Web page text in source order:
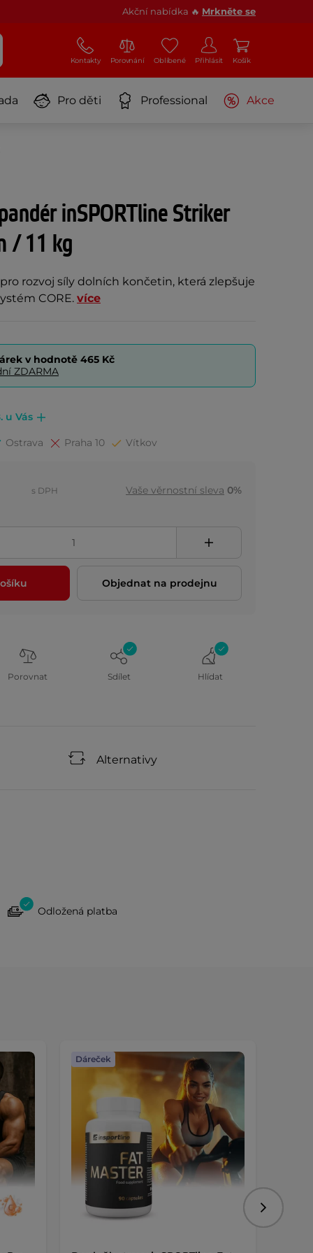
Akční nabídka 🔥 Mrkněte se
Kontakty Porovnání Oblíbené Přihlásit Košík
Pro děti Professional Akce
inSPORTline Striker
/ 11 kg
rozvoj síly dolních končetin, která zlepšuje
CORE. více
v hodnotě 465 Kč
ZDARMA
u Vás
Ostrava Praha 10 Vítkov
s DPH Vaše věrnostní sleva 0%
Objednat na prodejnu
Porovnat Sdílet Hlídat
Alternativy
Odložená platba
Dáreček